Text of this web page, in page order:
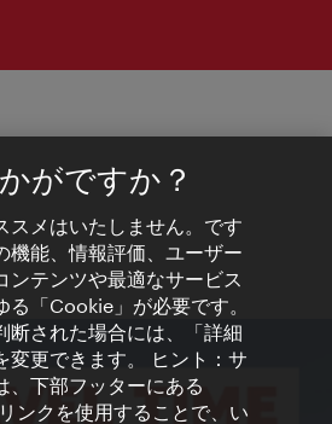
がですか？
スメはいたしません。です
機能、情報評価、ユーザー
ンテンツや最適なサービス
る「Cookie」が必要です。
断された場合には、「詳細
変更できます。 ヒント：サ
、下部フッターにある
ンクを使用することで、い